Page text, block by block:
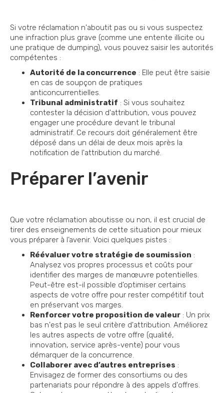
Si votre réclamation n'aboutit pas ou si vous suspectez
une infraction plus grave (comme une entente illicite ou
une pratique de dumping), vous pouvez saisir les autorités
compétentes :
Autorité de la concurrence : Elle peut être saisie
en cas de soupçon de pratiques
anticoncurrentielles.
Tribunal administratif : Si vous souhaitez
contester la décision d'attribution, vous pouvez
engager une procédure devant le tribunal
administratif. Ce recours doit généralement être
déposé dans un délai de deux mois après la
notification de l'attribution du marché.
Préparer l’avenir
Que votre réclamation aboutisse ou non, il est crucial de
tirer des enseignements de cette situation pour mieux
vous préparer à l’avenir. Voici quelques pistes :
Réévaluer votre stratégie de soumission :
Analysez vos propres processus et coûts pour
identifier des marges de manœuvre potentielles.
Peut-être est-il possible d’optimiser certains
aspects de votre offre pour rester compétitif tout
en préservant vos marges.
Renforcer votre proposition de valeur : Un prix
bas n'est pas le seul critère d'attribution. Améliorez
les autres aspects de votre offre (qualité,
innovation, service après-vente) pour vous
démarquer de la concurrence.
Collaborer avec d’autres entreprises :
Envisagez de former des consortiums ou des
partenariats pour répondre à des appels d'offres.